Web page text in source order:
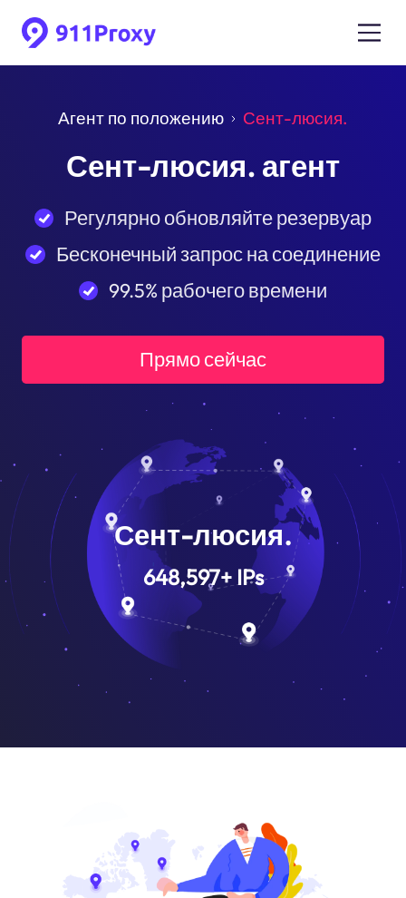
Агент по положению Сент-люсия.
Сент-люсия. агент
Регулярно обновляйте резервуар
Бесконечный запрос на соединение
99.5% рабочего времени
Прямо сейчас
Сент-люсия.
648,597+IPs